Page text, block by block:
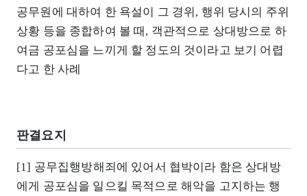
공무원에 대하여 한 욕설이 그 경위, 행위 당시의 주위
상황 등을 종합하여 볼 때, 객관적으로 상대방으로 하
여금 공포심을 느끼게 할 정도의 것이라고 보기 어렵
다고 한 사례
판결요지
[1] 공무집행방해죄에 있어서 협박이라 함은 상대방
에게 공포심을 일으킬 목적으로 해악을 고지하는 행